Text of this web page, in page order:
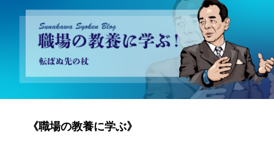
砂川昇建会長ブログ 職場の教養に学ぶ！～転ばぬ先の杖～
《職場の教養に学ぶ》